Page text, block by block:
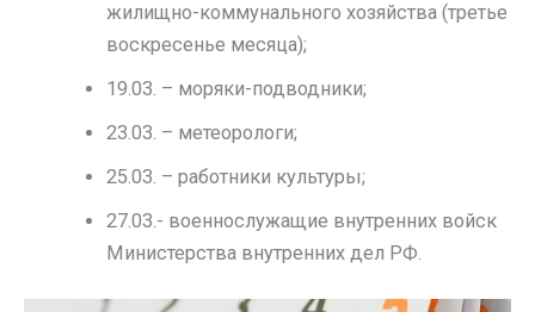
жилищно-коммунального хозяйства (третье
воскресенье месяца);
19.03. – моряки-подводники;
23.03. – метеорологи;
25.03. – работники культуры;
27.03.- военнослужащие внутренних войск
Министерства внутренних дел РФ.